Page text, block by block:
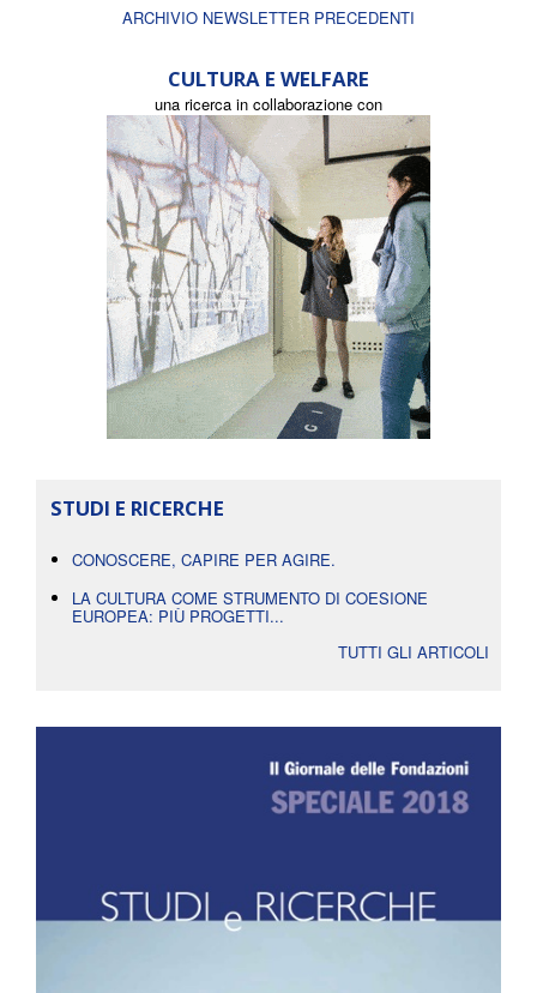
ARCHIVIO NEWSLETTER PRECEDENTI
CULTURA E WELFARE
una ricerca in collaborazione con
STUDI E RICERCHE
CONOSCERE, CAPIRE PER AGIRE.
LA CULTURA COME STRUMENTO DI COESIONE
EUROPEA: PIÙ PROGETTI...
TUTTI GLI ARTICOLI